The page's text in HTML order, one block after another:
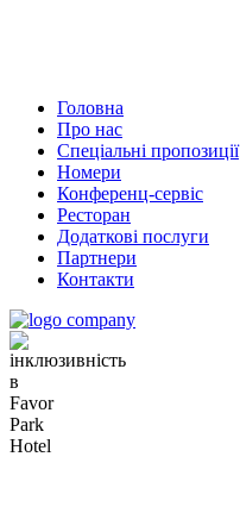
Головна
Про нас
Спеціальні пропозиції
Номери
Конференц-сервіс
Ресторан
Додаткові послуги
Партнери
Контакти